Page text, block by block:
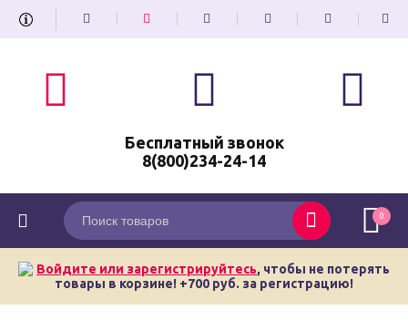
Бесплатный звонок
8(800)234-24-14
0
Войдите или зарегистрируйтесь, чтобы не потерять
товары в корзине! +700 руб. за регистрацию!